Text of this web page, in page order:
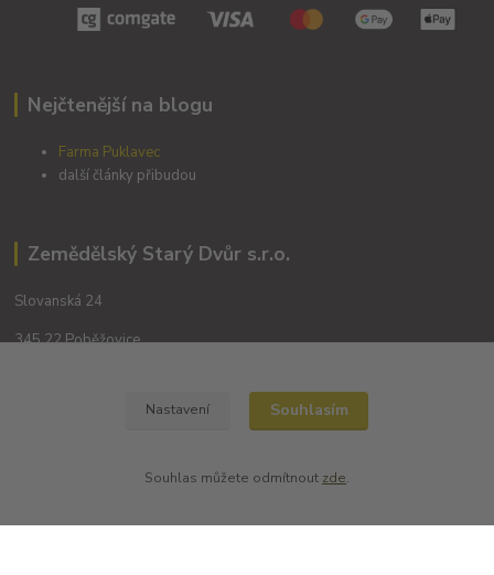
Nejčtenější na blogu
Farma Puklavec
další články přibudou
Zemědělský Starý Dvůr s.r.o.
Slovanská 24
345 22 Poběžovice
Nastavení Souhlasím
Souhlas můžete odmítnout zde.